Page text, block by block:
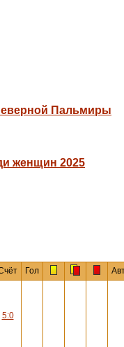
Пальмиры
женщин 2025
Гол
5:0